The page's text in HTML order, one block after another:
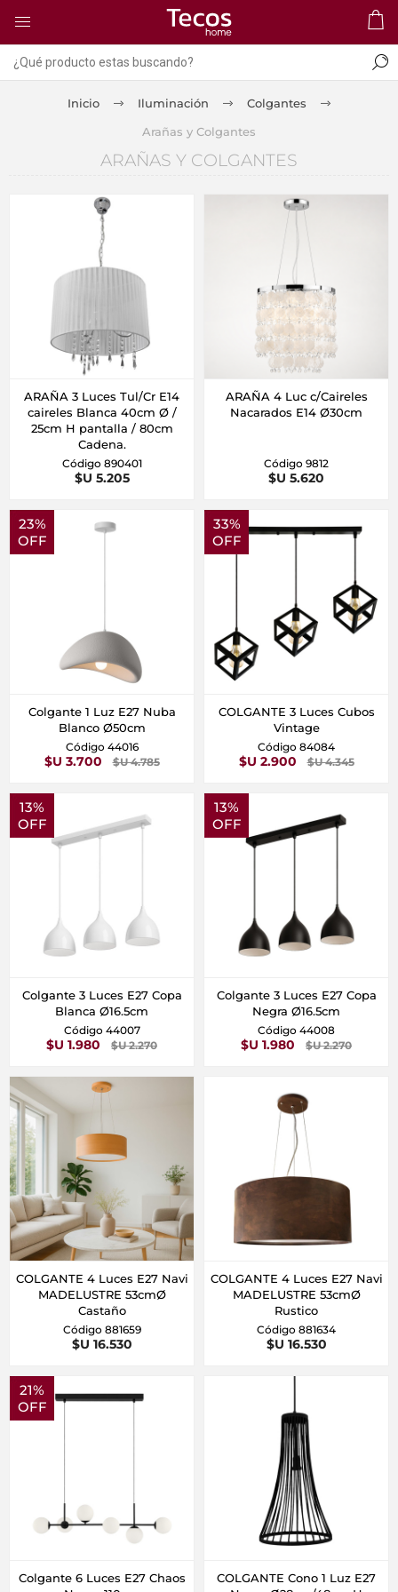
Inicio Iluminación
Colgantes
Arañas y Colgantes
ARAÑAS Y COLGANTES
ARAÑA 3 Luces Tul/Cr E14
caireles Blanca 40cm Ø /
25cm H pantalla / 80cm
Cadena.
Código 890401
$U 5.205
ARAÑA 4 Luc c/Caireles
Nacarados E14 Ø30cm
Código 9812
$U 5.620
23%
OFF
Colgante 1 Luz E27 Nuba
Blanco Ø50cm
Código 44016
$U 3.700 $U 4.785
33%
OFF
COLGANTE 3 Luces Cubos
Vintage
Código 84084
$U 2.900 $U 4.345
13%
OFF
Colgante 3 Luces E27 Copa
Blanca Ø16.5cm
Código 44007
$U 1.980 $U 2.270
13%
OFF
Colgante 3 Luces E27 Copa
Negra Ø16.5cm
Código 44008
$U 1.980 $U 2.270
COLGANTE 4 Luces E27 Navi
MADELUSTRE 53cmØ
Castaño
Código 881659
$U 16.530
COLGANTE 4 Luces E27 Navi
MADELUSTRE 53cmØ
Rustico
Código 881634
$U 16.530
21%
OFF
Colgante 6 Luces E27 Chaos
COLGANTE Cono 1 Luz E27